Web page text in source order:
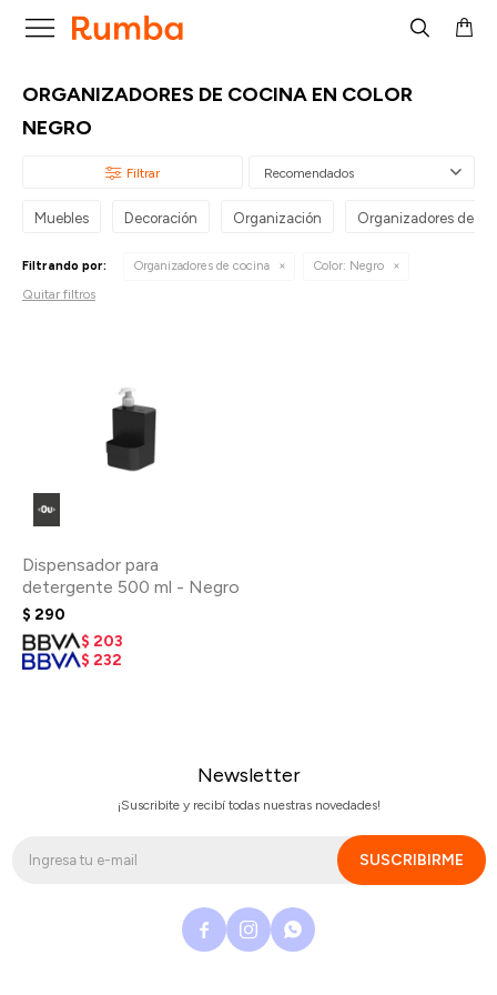

ORGANIZADORES DE COCINA EN COLOR
NEGRO
Recomendados
Muebles Decoración Organización Organizadores de
Filtrando por: Organizadores de cocina Color: Negro
Quitar filtros
Dispensador para
detergente 500 ml - Negro
$ 290
$ 203
$ 232
Newsletter
¡Suscribite y recibí todas nuestras novedades!
SUSCRIBIRME
  